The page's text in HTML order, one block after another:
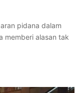
pidana dalam
memberi alasan tak